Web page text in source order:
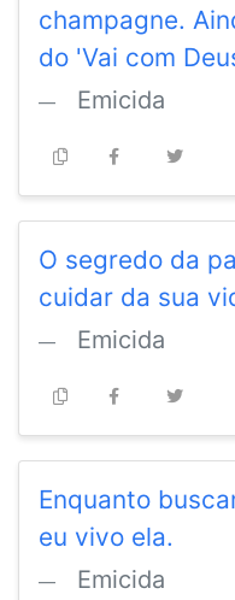
champagne.
do 'Vai com
Emicida
O segredo da
cuidar da sua
Emicida
Enquanto
eu vivo ela.
Emicida